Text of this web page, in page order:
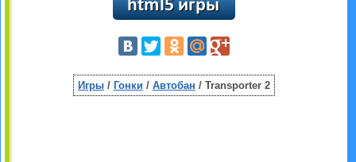
Игры/ Гонки / Автобан / Transporter 2